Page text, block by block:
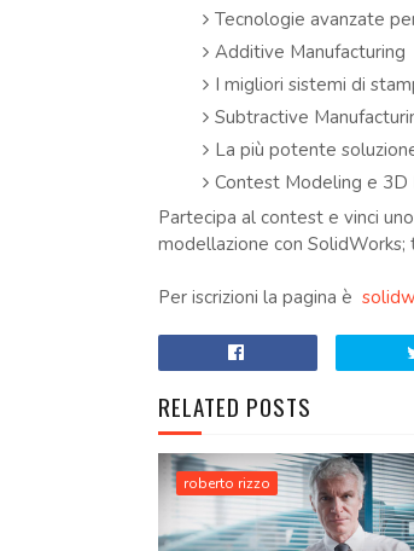
Tecnologie avanzate
Additive Manufacturing
I migliori sistemi di
Subtractive
La più potente
Contest Modeling e 3D
Partecipa al contest e vinci
modellazione con
Per iscrizioni la pagina è
RELATED POSTS
roberto rizzo